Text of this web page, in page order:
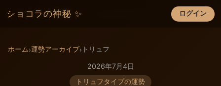
ショコラの神秘 ✨ ログイン
×
ホーム›運勢アーカイブ› トリュフ
2026年7月4日
トリュフタイプの運勢